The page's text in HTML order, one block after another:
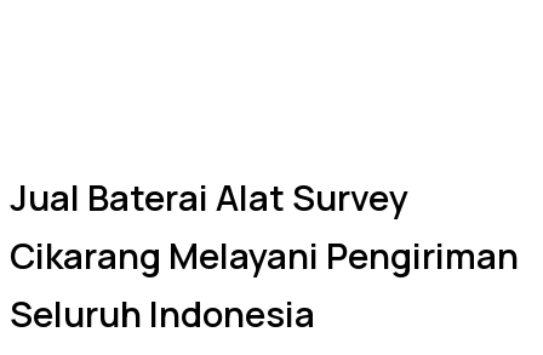
Jual Baterai Alat Survey
Cikarang Melayani Pengiriman
Seluruh Indonesia